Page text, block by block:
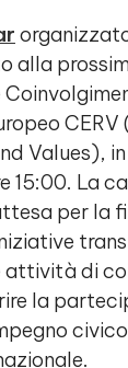
r
alla
CERV
Values),
15:00. La
per la
attività di
la